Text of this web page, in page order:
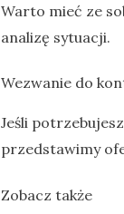
Warto mieć ze
analizę sytuacji.
Wezwanie do
Jeśli
przedstawimy
Zobacz także